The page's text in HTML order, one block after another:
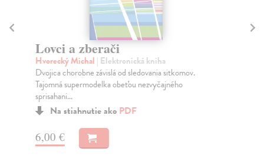
Lovci a zberači
Hvorecký Michal | Elektronická kniha
Dvojica chorobne závislá od sledovania sitkomov.
Tajomná supermodelka obeťou nezvyčajného
sprisahani...
Na stiahnutie ako PDF
6,00 €